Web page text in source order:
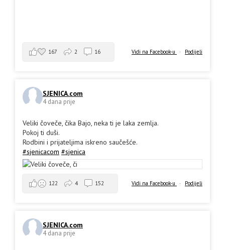
Vidi na Facebook-u · Podijeli
167 2 16
SJENICA.com
4 dana prije
Veliki čoveče, čika Bajo, neka ti je laka zemlja.
Pokoj ti duši.
Rodbini i prijateljima iskreno saučešće.
#sjenicacom #sjenica
Vidi na Facebook-u · Podijeli
122 4 152
SJENICA.com
4 dana prije